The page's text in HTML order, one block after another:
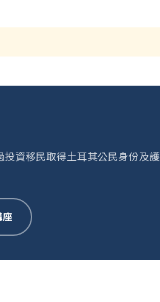
資移民取得土耳其公民身份及護
座